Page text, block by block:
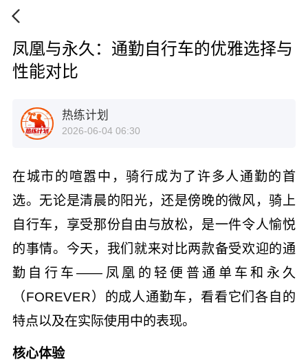
凤凰与永久：通勤自行车的优雅选择与
性能对比
热练计划
2026-06-04 06:30
在城市的喧嚣中，骑行成为了许多人通勤的首
选。无论是清晨的阳光，还是傍晚的微风，骑上
自行车，享受那份自由与放松，是一件令人愉悦
的事情。今天，我们就来对比两款备受欢迎的通
勤自行车——凤凰的轻便普通单车和永久
（FOREVER）的成人通勤车，看看它们各自的
特点以及在实际使用中的表现。
核心体验